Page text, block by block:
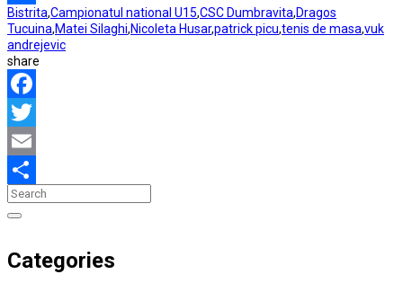
Partajează
Bistrita,Campionatul national U15,CSC Dumbravita,Dragos
Tucuina,Matei Silaghi,Nicoleta Husar,patrick picu,tenis de masa,vuk
andrejevic
share
Facebook
Twitter
Email
Partajează
Categories